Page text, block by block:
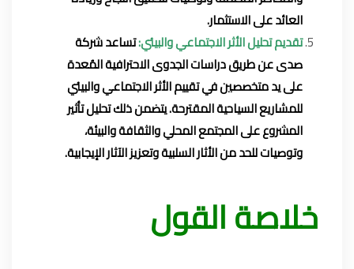
العائد على الاستثمار.
تقديم تحليل الأثر الاجتماعي والبيئي:تساعد شركة
صدى عن طريق دراسات الجدوى الاحترافية المُعدة
على يد متخصصين في تقييم الأثر الاجتماعي والبيئي
للمشاريع السياحية المقترحة. يتضمن ذلك تحليل تأثير
المشروع على المجتمع المحلي والثقافة والبيئة،
وتوصيات للحد من الأثار السلبية وتعزيز الآثار الإيجابية.
خلاصة القول